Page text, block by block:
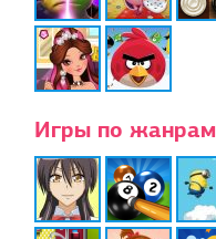
Игры по жанрам